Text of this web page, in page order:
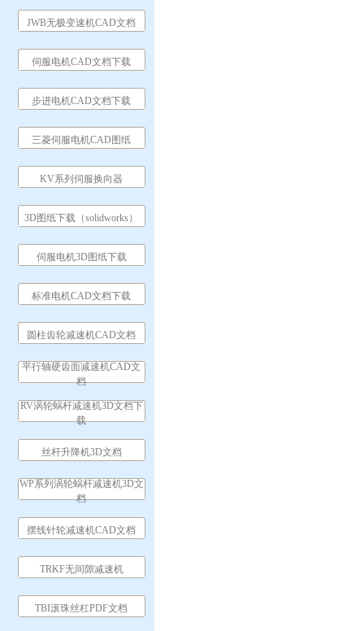
JWB无极变速机CAD文档
伺服电机CAD文档下载
步进电机CAD文档下载
三菱伺服电机CAD图纸
KV系列伺服换向器
3D图纸下载（solidworks）
伺服电机3D图纸下载
标准电机CAD文档下载
圆柱齿轮减速机CAD文档
平行轴硬齿面减速机CAD文
档
RV涡轮蜗杆减速机3D文档下
载
丝杆升降机3D文档
WP系列涡轮蜗杆减速机3D文
档
摆线针轮减速机CAD文档
TRKF无间隙减速机
TBI滚珠丝杠PDF文档